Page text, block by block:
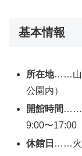
基本情報
所在地……山
公園内）
開館時間
9:00〜17:00
休館日 ……火